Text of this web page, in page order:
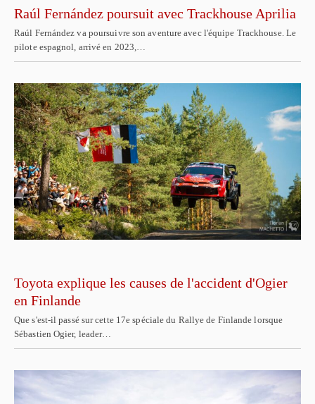
Raúl Fernández poursuit avec Trackhouse Aprilia
Raúl Fernández va poursuivre son aventure avec l'équipe Trackhouse. Le
pilote espagnol, arrivé en 2023,…
Toyota explique les causes de l'accident d'Ogier
en Finlande
Que s'est-il passé sur cette 17e spéciale du Rallye de Finlande lorsque
Sébastien Ogier, leader…